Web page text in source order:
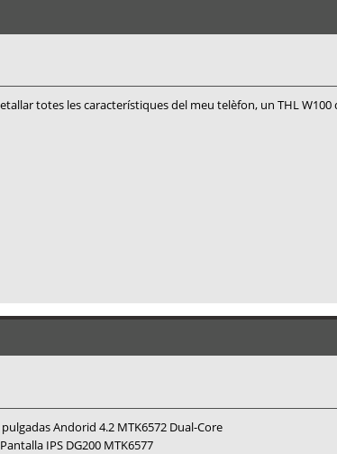
totes les característiques del meu telèfon, un THL
Andorid 4.2 MTK6572 Dual-Core
IPS DG200 MTK6577